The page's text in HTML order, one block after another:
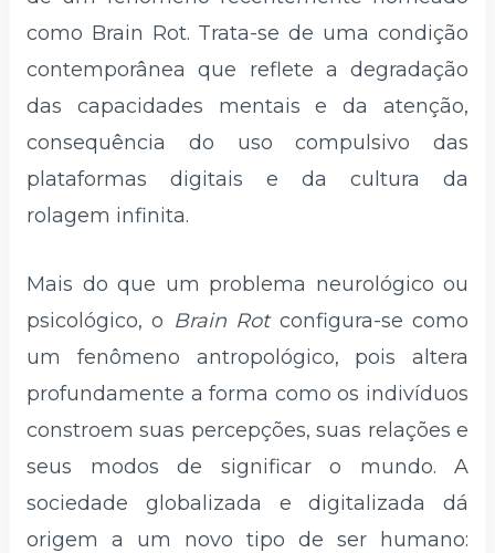
como Brain Rot. Trata-se de uma condição
contemporânea que reflete a degradação
das capacidades mentais e da atenção,
consequência do uso compulsivo das
plataformas digitais e da cultura da
rolagem infinita.
Mais do que um problema neurológico ou
psicológico, o Brain Rotconfigura-se como
um fenômeno antropológico, pois altera
profundamente a forma como os indivíduos
constroem suas percepções, suas relações e
seus modos de significar o mundo. A
sociedade globalizada e digitalizada dá
origem a um novo tipo de ser humano: